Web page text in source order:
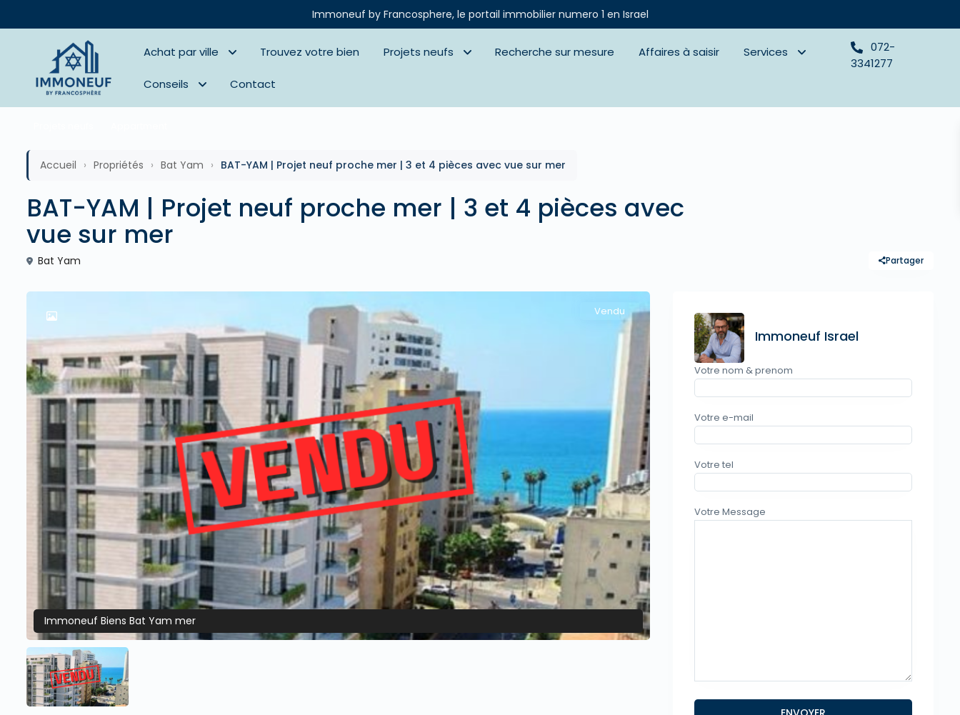
Immoneuf by Francosphere, le portail immobilier numero 1 en Israel
Achat par ville Trouvez votre bien Projets neufs Recherche sur mesure Affaires à saisir Services
Conseils Contact
072-
3341277
Accueil › Propriétés › Bat Yam › BAT-YAM | Projet neuf proche mer | 3 et 4 pièces avec vue sur mer
BAT-YAM | Projet neuf proche mer | 3 et 4 pièces avec
vue sur mer
Bat Yam Partager
Vendu
Immoneuf Biens Bat Yam mer
Immoneuf Israel
Votre nom & prenom
Votre e-mail
Votre tel
Votre Message